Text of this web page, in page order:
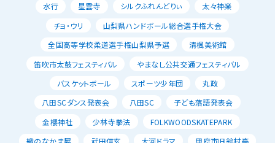
水行
星雲寺 シルクふれんどりぃ
太々神楽
チョ・ウリ
山梨県ハンドボール総合選手権大会
全国高等学校柔道選手権山梨県予選
清楓美術館
笛吹市太鼓フェスティバル
やまなし公共交通フェスティバル
バスケットボール
スポーツ少年団
丸政
八田SCダンス発表会
八田SC
子ども落語発表会
金櫻神社
少林寺拳法
FOLKWOODSKATEPARK
織のなかま展
武田信玄 大河ドラマ
甲府市旧鈴村亭